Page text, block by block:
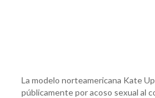
La modelo norteamericana Kate
públicamente por acoso sexual al